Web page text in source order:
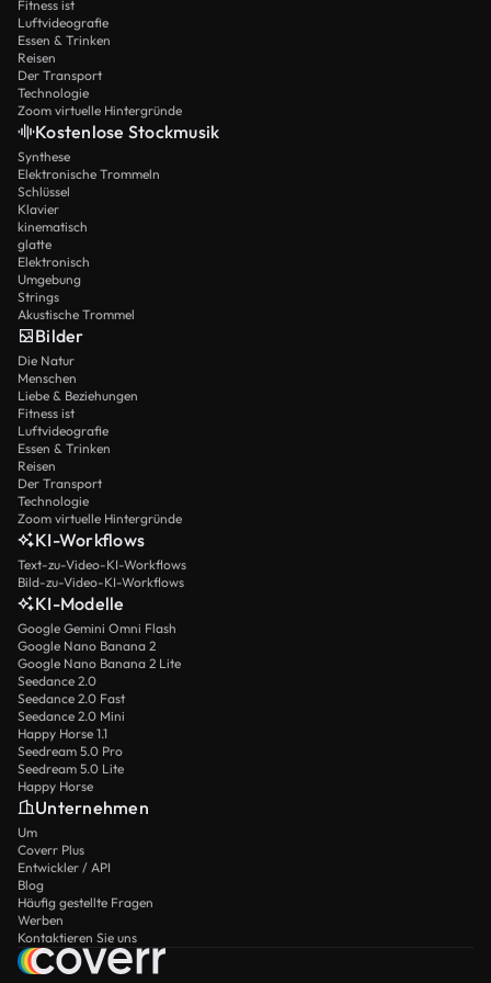
Fitness ist
Luftvideografie
Essen & Trinken
Reisen
Der Transport
Technologie
Zoom virtuelle Hintergründe
Kostenlose Stockmusik
Synthese
Elektronische Trommeln
Schlüssel
Klavier
kinematisch
glatte
Elektronisch
Umgebung
Strings
Akustische Trommel
Bilder
Die Natur
Menschen
Liebe & Beziehungen
Fitness ist
Luftvideografie
Essen & Trinken
Reisen
Der Transport
Technologie
Zoom virtuelle Hintergründe
KI-Workflows
Text-zu-Video-KI-Workflows
Bild-zu-Video-KI-Workflows
KI-Modelle
Google Gemini Omni Flash
Google Nano Banana 2
Google Nano Banana 2 Lite
Seedance 2.0
Seedance 2.0 Fast
Seedance 2.0 Mini
Happy Horse 1.1
Seedream 5.0 Pro
Seedream 5.0 Lite
Happy Horse
Unternehmen
Um
Coverr Plus
Entwickler / API
Blog
Häufig gestellte Fragen
Werben
Kontaktieren Sie uns